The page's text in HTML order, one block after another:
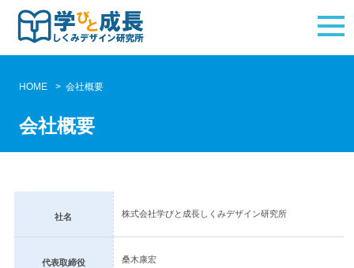
HOME 会社概要
会社概要
社名 株式会社学びと成長しくみデザイン研究所
代表取締役 桑木康宏